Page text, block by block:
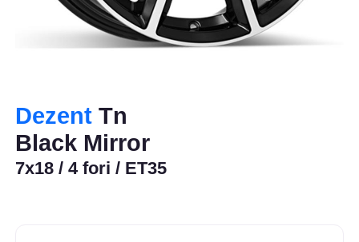
Dezent Tn
Black Mirror
7x18 / 4 fori / ET35